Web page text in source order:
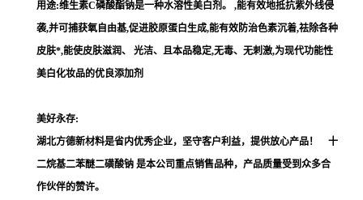
用途:维生素C磷酸酯钠是一种水溶性美白剂。 ,能有效地抵抗紫外线侵
袭,并可捕获氧自由基,促进胶原蛋白生成,能有效防治色素沉着,祛除各种
皮肤*,能使皮肤滋润、 光洁、且本品稳定,无毒、无刺激,为现代功能性
美白化妆品的优良添加剂
美好永存:
湖北方德新材料是省内优秀企业，坚守客户利益，提供放心产品！ 十
二烷基二苯醚二磺酸钠 是本公司重点销售品种，产品质量受到众多合
作伙伴的赞许。